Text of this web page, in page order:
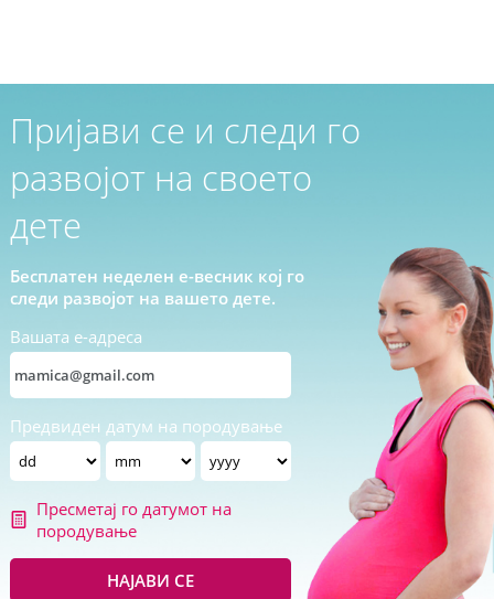
Пријави се и следи го
развојот на своето
дете
Бесплатен неделен е-весник кој го
следи развојот на вашето дете.
Вашата е-адреса
Предвиден датум на породување
Пресметај го датумот на
породување
НАЈАВИ СЕ